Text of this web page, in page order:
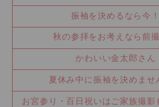
振袖を決めるなら今！
秋の参拝をお考えなら前撮
かわいい金太郎さん
夏休み中に振袖を決めませ
お宮参り・百日祝いはご家族撮影